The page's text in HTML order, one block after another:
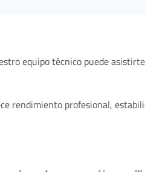
equipo técnico puede
rendimiento profesional,